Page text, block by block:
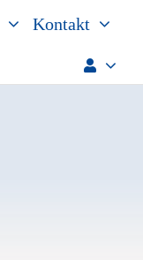
Kontakt